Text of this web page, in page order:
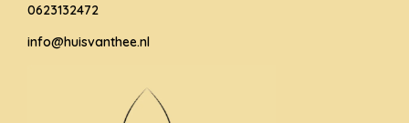
0623132472
info@huisvanthee.nl